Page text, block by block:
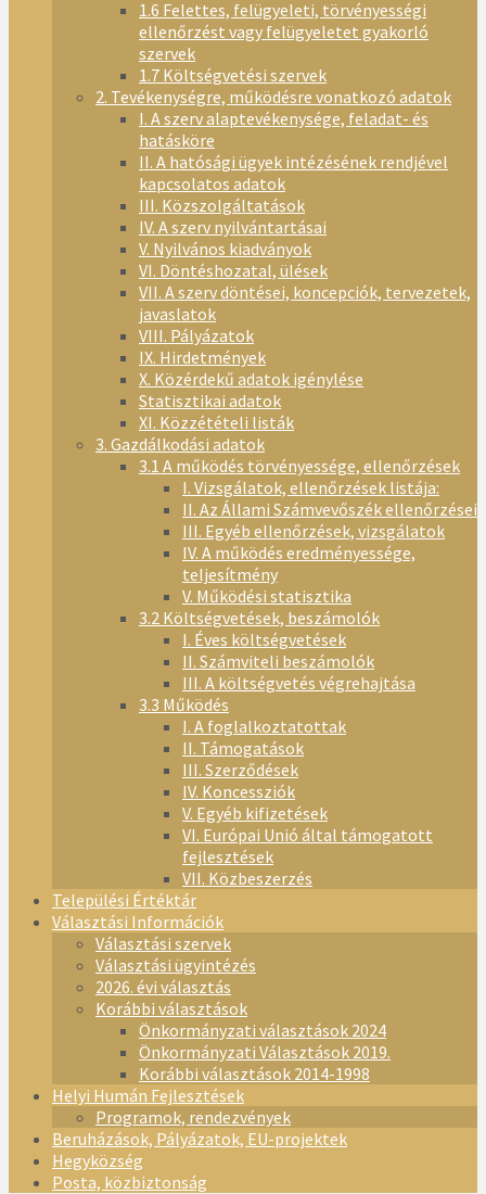
1.6 Felettes, felügyeleti, törvényességi
ellenőrzést vagy felügyeletet gyakorló
szervek
1.7 Költségvetési szervek
2. Tevékenységre, működésre vonatkozó adatok
I. A szerv alaptevékenysége, feladat- és
hatásköre
II. A hatósági ügyek intézésének rendjével
kapcsolatos adatok
III. Közszolgáltatások
IV. A szerv nyilvántartásai
V. Nyilvános kiadványok
VI. Döntéshozatal, ülések
VII. A szerv döntései, koncepciók, tervezetek,
javaslatok
VIII. Pályázatok
IX. Hirdetmények
X. Közérdekű adatok igénylése
Statisztikai adatok
XI. Közzétételi listák
3. Gazdálkodási adatok
3.1 A működés törvényessége, ellenőrzések
I. Vizsgálatok, ellenőrzések listája:
II. Az Állami Számvevőszék ellenőrzései
III. Egyéb ellenőrzések, vizsgálatok
IV. A működés eredményessége,
teljesítmény
V. Működési statisztika
3.2 Költségvetések, beszámolók
I. Éves költségvetések
II. Számviteli beszámolók
III. A költségvetés végrehajtása
3.3 Működés
I. A foglalkoztatottak
II. Támogatások
III. Szerződések
IV. Koncessziók
V. Egyéb kifizetések
VI. Európai Unió által támogatott
fejlesztések
VII. Közbeszerzés
Települési Értéktár
Választási Információk
Választási szervek
Választási ügyintézés
2026. évi választás
Korábbi választások
Önkormányzati választások 2024
Önkormányzati Választások 2019.
Korábbi választások 2014-1998
Helyi Humán Fejlesztések
Programok, rendezvények
Beruházások, Pályázatok, EU-projektek
Hegyközség
Posta, közbiztonság